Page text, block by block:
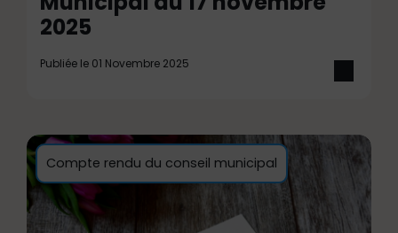
2025
Publiée le 01 Novembre 2025
Compte rendu du conseil municipal